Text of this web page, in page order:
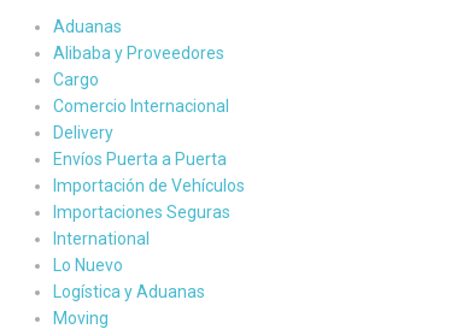
Aduanas
Alibaba y Proveedores
Cargo
Comercio Internacional
Delivery
Envíos Puerta a Puerta
Importación de Vehículos
Importaciones Seguras
International
Lo Nuevo
Logística y Aduanas
Moving